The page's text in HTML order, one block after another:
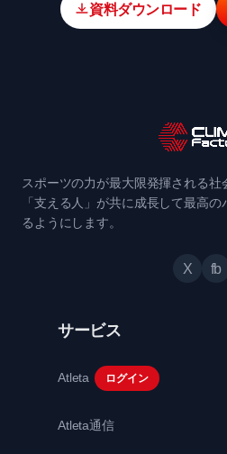
資料ダウンロード
スポーツの力が最大限発揮される社
「支える人」が共に成長して最高
るようにします。
X fb
サービス
Atleta ログイン
Atleta通信